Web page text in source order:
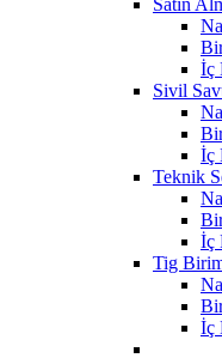
İç
Sivil
İç
Teknik
İç
Tig
İç